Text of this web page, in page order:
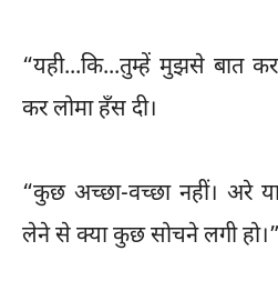
“यही...कि...तुम्हें मुझसे बात
कर लोमा हँस दी।
“कुछ अच्छा-वच्छा नहीं। अरे
लेने से क्या कुछ सोचने लगी हो।”